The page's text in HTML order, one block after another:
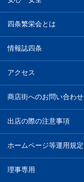
四条繁栄会とは
情報誌四条
アクセス
商店街へのお問い合わせ
出店の際の注意事項
ホームページ等運用規定
理事専用